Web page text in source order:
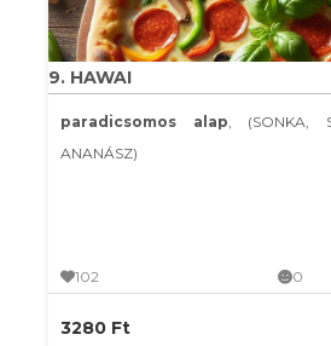
9. HAWAI
paradicsomos alap, (SONKA,
ANANÁSZ)
102 0
3280 Ft